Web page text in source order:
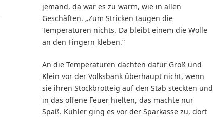
jemand, da war es zu warm, wie in allen
Geschäften. „Zum Stricken taugen die
Temperaturen nichts. Da bleibt einem die Wolle
an den Fingern kleben.“
An die Temperaturen dachten dafür Groß und
Klein vor der Volksbank überhaupt nicht, wenn
sie ihren Stockbrotteig auf den Stab steckten und
in das offene Feuer hielten, das machte nur
Spaß. Kühler ging es vor der Sparkasse zu, dort